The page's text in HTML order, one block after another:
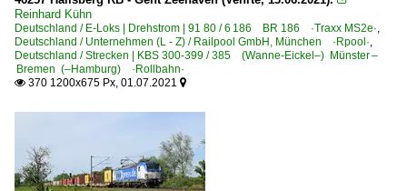
Reinhard Kühn
Deutschland / E-Loks | Drehstrom | 91 80 / 6 186 BR 186 ·Traxx MS2e·
Deutschland / Unternehmen (L - Z) / Railpool GmbH, München ·Rpool·
Deutschland / Strecken | KBS 300-399 / 385 (Wanne-Eickel–) Münster –
Bremen (–Hamburg) ·Rollbahn·
 370 1200x675 Px, 01.07.2021 